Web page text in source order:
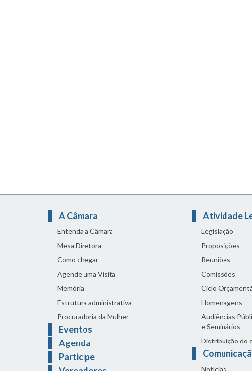
A Câmara
Entenda a Câmara
Mesa Diretora
Como chegar
Agende uma Visita
Memória
Estrutura administrativa
Procuradoria da Mulher
Eventos
Agenda
Participe
Atividade
Legislação
Proposições
Reuniões
Comissões
Ciclo
Homenagens
Audiências
e Seminários
Distribuição do
Notícias